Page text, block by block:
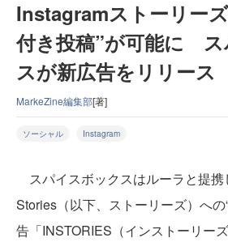
Instagramストーリー
付き投稿”が可能に ス
スが新広告をリリース
MarkeZine編集部[著]
ソーシャル Instagram
スパイスボックスはルーラと提携
Stories（以下、ストーリーズ）への
告「INSTORIES（インストーリー